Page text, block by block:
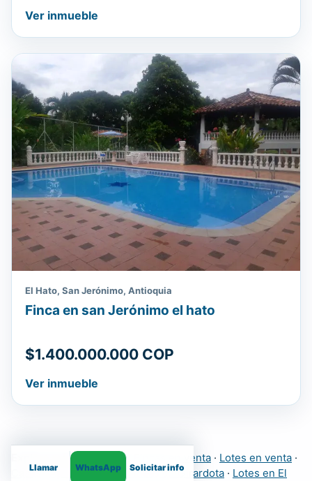
Ver inmueble
El Hato, San Jerónimo, Antioquia
Finca en san Jerónimo el hato
$1.400.000.000 COP
Ver inmueble
Llamar WhatsApp Solicitar info
Explora más inmuebles: Fincas en venta · Lotes en venta ·
Casas·Apartamentos· Fincas en Girardota · Lotes en El